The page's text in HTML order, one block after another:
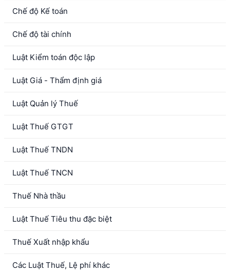
Chế độ Kế toán
Chế độ tài chính
Luật Kiểm toán độc lập
Luật Giá - Thẩm định giá
Luật Quản lý Thuế
Luật Thuế GTGT
Luật Thuế TNDN
Luật Thuế TNCN
Thuế Nhà thầu
Luật Thuế Tiêu thu đặc biệt
Thuế Xuất nhập khẩu
Các Luật Thuế, Lệ phí khác